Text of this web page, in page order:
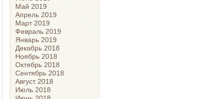
Май 2019
Апрель 2019
Март 2019
Февраль 2019
Январь 2019
Декабрь 2018
Ноябрь 2018
Октябрь 2018
Сентябрь 2018
Август 2018
Июль 2018